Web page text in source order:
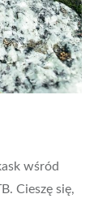
wśród
Cieszę się,